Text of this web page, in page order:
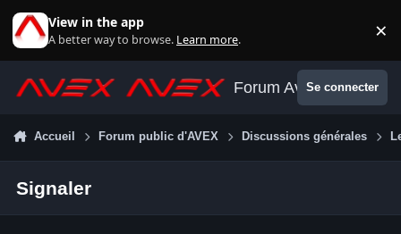
View in the app
A better way to browse. Learn more. ×
Forum AvexSe connecter
Accueil Forum public d'AVEX Discussions générales
Signaler